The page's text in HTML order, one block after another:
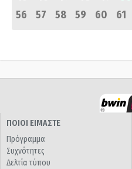
56
57 58 59 60 61
ΠΟΙΟΙ ΕΙΜΑΣΤΕ
Πρόγραμμα
Συχνότητες
Δελτία τύπου